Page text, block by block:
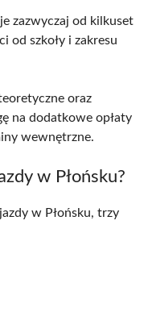
zazwyczaj od kilkuset
od szkoły i zakresu
oraz
na dodatkowe opłaty
wewnętrzne.
w Płońsku?
w Płońsku, trzy